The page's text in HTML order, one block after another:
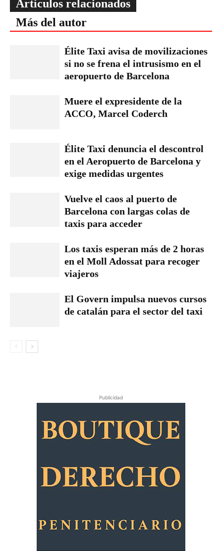
Artículos relacionados
Más del autor
Élite Taxi avisa de movilizaciones
si no se frena el intrusismo en el
aeropuerto de Barcelona
Muere el expresidente de la
ACCO, Marcel Coderch
Élite Taxi denuncia el descontrol
en el Aeropuerto de Barcelona y
exige medidas urgentes
Vuelve el caos al puerto de
Barcelona con largas colas de
taxis para acceder
Los taxis esperan más de 2 horas
en el Moll Adossat para recoger
viajeros
El Govern impulsa nuevos cursos
de catalán para el sector del taxi
Publicidad